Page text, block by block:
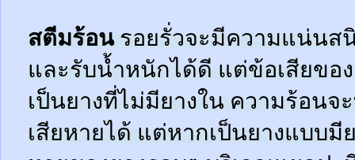
สตีมร้อนรอยรั่วจะมีความแน่นส
และรับน้ำหนักได้ดี แต่ข้อเสียขอ
เป็นยางที่ไม่มียางใน ความร้อนจ
เสียหายได้ แต่หากเป็นยางแบบมี